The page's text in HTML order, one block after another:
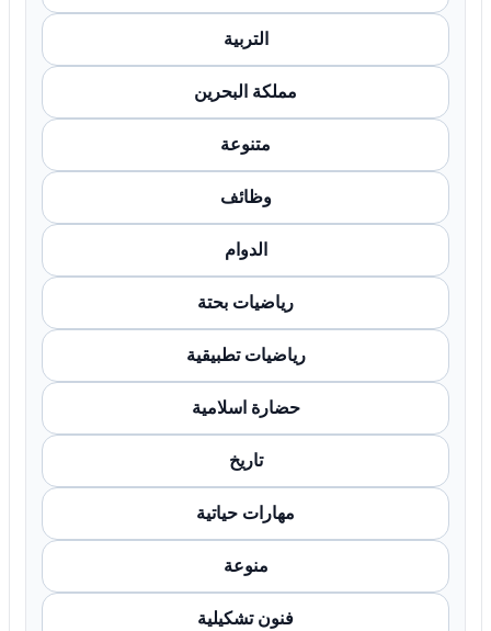
التربية
مملكة البحرين
متنوعة
وظائف
الدوام
رياضيات بحتة
رياضيات تطبيقية
حضارة اسلامية
تاريخ
مهارات حياتية
منوعة
فنون تشكيلية